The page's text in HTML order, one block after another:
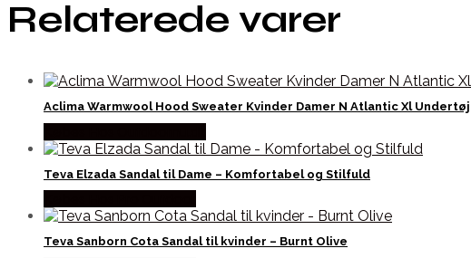
Relaterede varer
Aclima Warmwool Hood Sweater Kvinder Damer N Atlantic Xl Undertøj
Teva Elzada Sandal til Dame – Komfortabel og Stilfuld
Teva Sanborn Cota Sandal til kvinder – Burnt Olive